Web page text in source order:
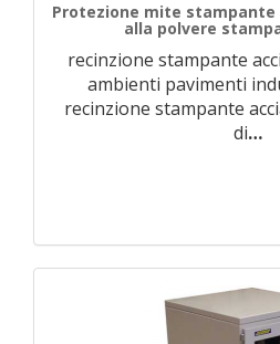
Protezione mite
alla polvere
recinzione stampante
ambienti pavimenti
recinzione stampante
di…